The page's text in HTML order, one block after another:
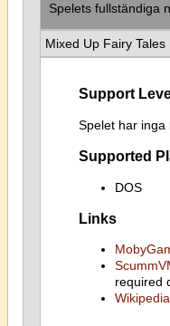
Spelets fullständiga
Mixed Up Fairy Tales
Support
Spelet har inga
Supported
DOS
Links
required
Wikipedia